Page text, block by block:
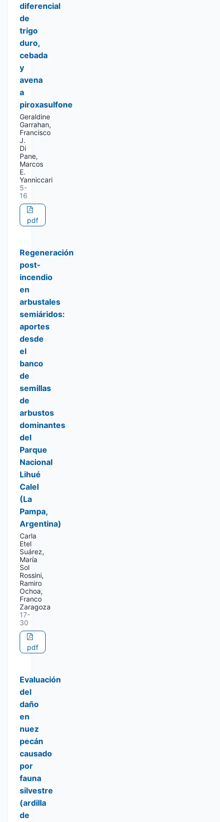
diferencial
de
trigo
duro,
cebada
y
avena
a
piroxasulfone
Geraldine
Garrahan,
Francisco
J.
Di
Pane,
Marcos
E.
Yanniccari
5-
16
pdf
Regeneración
post-
incendio
en
arbustales
semiáridos:
aportes
desde
el
banco
de
semillas
de
arbustos
dominantes
del
Parque
Nacional
Lihué
Calel
(La
Pampa,
Argentina)
Carla
Etel
Suárez,
María
Sol
Rossini,
Ramiro
Ochoa,
Franco
Zaragoza
17-
30
pdf
Evaluación
del
daño
en
nuez
pecán
causado
por
fauna
silvestre
(ardilla
de